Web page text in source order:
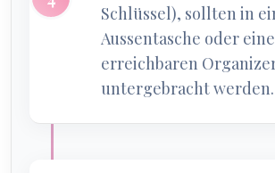
Schlüssel), sollten in
Aussentasche oder
erreichbaren
untergebracht werden.